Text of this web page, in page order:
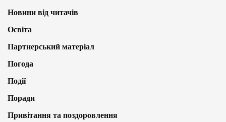
Новини від читачів
Освіта
Партнерський матеріал
Погода
Події
Поради
Привітання та поздоровлення